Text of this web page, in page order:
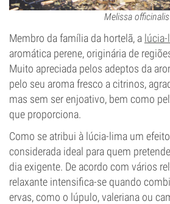
Melissa officinalis
Membro da família da hortelã, a
aromática perene, originária de
Muito apreciada pelos adeptos da
pelo seu aroma fresco a citrinos,
mas sem ser enjoativo, bem como
que proporciona.
Como se atribui à lúcia-lima um
considerada ideal para quem
dia exigente. De acordo com vários
relaxante intensifica-se quando
ervas, como o lúpulo, valeriana ou